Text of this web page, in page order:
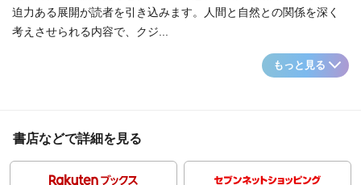
迫力ある展開が読者を引き込みます。人間と自然との関係を深く
考えさせられる内容で、クジ...
もっと見る
書店などで詳細を見る